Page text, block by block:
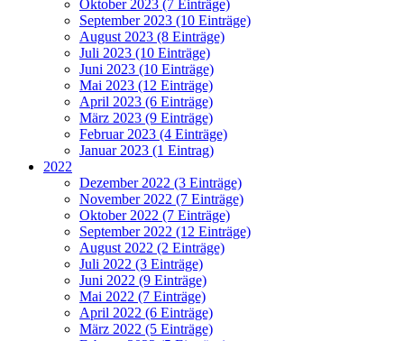
Oktober 2023 (7 Einträge)
September 2023 (10 Einträge)
August 2023 (8 Einträge)
Juli 2023 (10 Einträge)
Juni 2023 (10 Einträge)
Mai 2023 (12 Einträge)
April 2023 (6 Einträge)
März 2023 (9 Einträge)
Februar 2023 (4 Einträge)
Januar 2023 (1 Eintrag)
2022
Dezember 2022 (3 Einträge)
November 2022 (7 Einträge)
Oktober 2022 (7 Einträge)
September 2022 (12 Einträge)
August 2022 (2 Einträge)
Juli 2022 (3 Einträge)
Juni 2022 (9 Einträge)
Mai 2022 (7 Einträge)
April 2022 (6 Einträge)
März 2022 (5 Einträge)